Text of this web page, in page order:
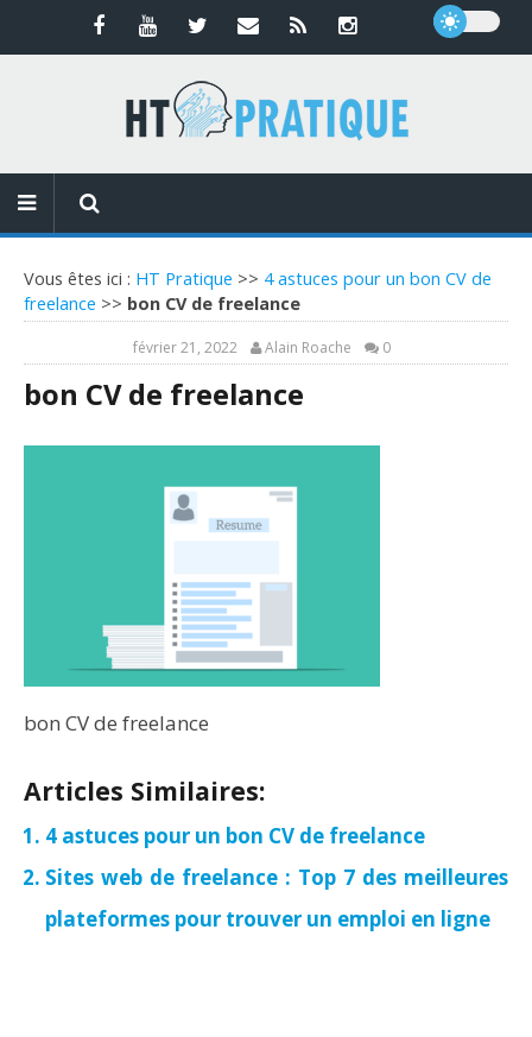
Vous êtes ici : HT Pratique >> 4 astuces pour un bon CV de
freelance >> bon CV de freelance
février 21, 2022 Alain Roache 0
bon CV de freelance
bon CV de freelance
Articles Similaires:
4 astuces pour un bon CV de freelance
Sites web de freelance : Top 7 des meilleures
plateformes pour trouver un emploi en ligne